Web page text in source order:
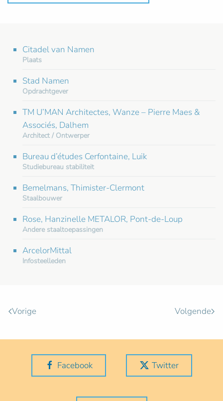
Citadel van Namen
Plaats
Stad Namen
Opdrachtgever
TM U’MAN Architectes, Wanze – Pierre Maes &
Associés, Dalhem
Architect / Ontwerper
Bureau d’études Cerfontaine, Luik
Studiebureau stabiliteit
Bemelmans, Thimister-Clermont
Staalbouwer
Rose, Hanzinelle METALOR, Pont-de-Loup
Andere staaltoepassingen
ArcelorMittal
Infosteelleden
Vorige Volgende
Facebook Twitter